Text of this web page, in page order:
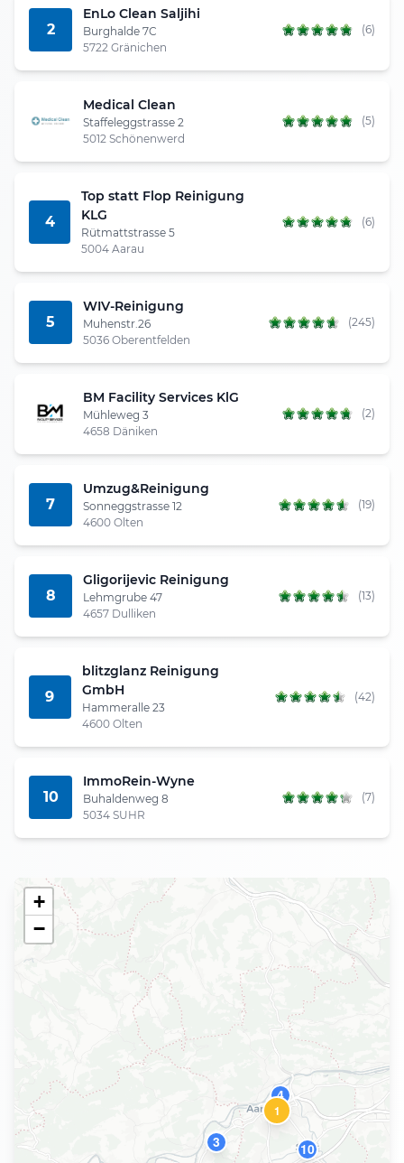
2
EnLo Clean Saljihi
Burghalde 7C
5722 Gränichen
(6)
Medical Clean
Staffeleggstrasse 2
5012 Schönenwerd
(5)
4
Top statt Flop Reinigung
KLG
Rütmattstrasse 5
5004 Aarau
(6)
5
WIV-Reinigung
Muhenstr.26
5036 Oberentfelden
(245)
BM Facility Services KlG
Mühleweg 3
4658 Däniken
(2)
7
Umzug&Reinigung
Sonneggstrasse 12
4600 Olten
(19)
8
Gligorijevic Reinigung
Lehmgrube 47
4657 Dulliken
(13)
9
blitzglanz Reinigung
GmbH
Hammeralle 23
4600 Olten
(42)
10
ImmoRein-Wyne
Buhaldenweg 8
5034 SUHR
(7)
1
3
4
10
+
−